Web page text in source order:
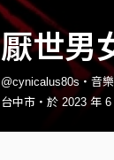
厭世男
@cynicalus80s・音
台中市・於 2023 年